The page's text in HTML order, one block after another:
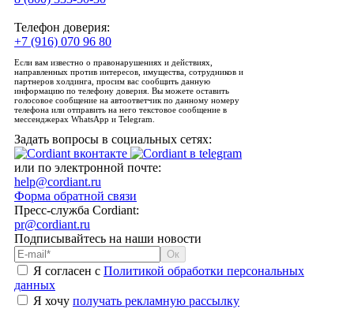
Телефон доверия:
+7 (916) 070 96 80
Если вам известно о правонарушениях и действиях,
направленных против интересов, имущества, сотрудников и
партнеров холдинга, просим вас сообщить данную
информацию по телефону доверия. Вы можете оставить
голосовое сообщение на автоответчик по данному номеру
телефона или отправить на него текстовое сообщение в
мессенджерах WhatsApp и Telegram.
Задать вопросы в социальных сетях:
или по электронной почте:
help@cordiant.ru
Форма обратной связи
Пресс-служба Cordiant:
pr@cordiant.ru
Подписывайтесь на наши новости
Я согласен с Политикой обработки персональных
данных
Я хочу получать рекламную рассылку